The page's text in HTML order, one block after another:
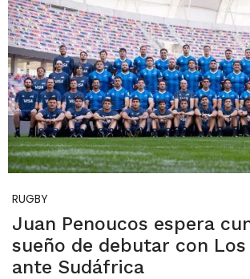
RUGBY
Juan Penoucos espera
sueño de debutar con Los
ante Sudáfrica